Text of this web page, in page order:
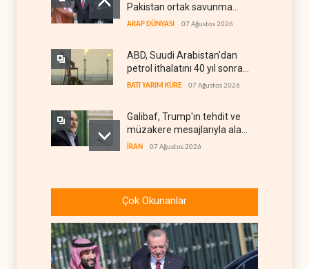
Pakistan ortak savunma
anlaşması imzaladı
ARAP DÜNYASI 07 Ağustos 2026
ABD, Suudi Arabistan'dan
petrol ithalatını 40 yıl sonra
ilk kez durdurdu
BATI YARIM KÜRE 07 Ağustos 2026
Galibaf, Trump'ın tehdit ve
müzakere mesajlarıyla alay
etti
İRAN 07 Ağustos 2026
bitebilir, ABD silah stokları
zorlanıyor
İsrail ordusunda helikopter
krizi
Çok Okunanlar